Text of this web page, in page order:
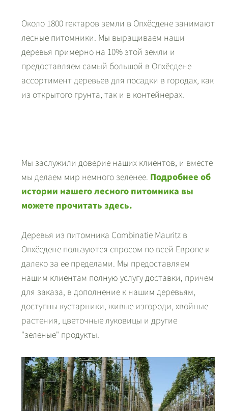
Около 1800 гектаров земли в Опхёсдене занимают
лесные питомники. Мы выращиваем наши
деревья примерно на 10% этой земли и
предоставляем самый большой в Опхёсдене
ассортимент деревьев для посадки в городах, как
из открытого грунта, так и в контейнерах.
Мы заслужили доверие наших клиентов, и вместе
мы делаем мир немного зеленее. Подробнее об
истории нашего лесного питомника вы
можете прочитать здесь.
Деревья из питомника Combinatie Mauritz в
Опхёсдене пользуются спросом по всей Европе и
далеко за ее пределами. Мы предоставляем
нашим клиентам полную услугу доставки, причем
для заказа, в дополнение к нашим деревьям,
доступны кустарники, живые изгороди, хвойные
растения, цветочные луковицы и другие
"зеленые" продукты.